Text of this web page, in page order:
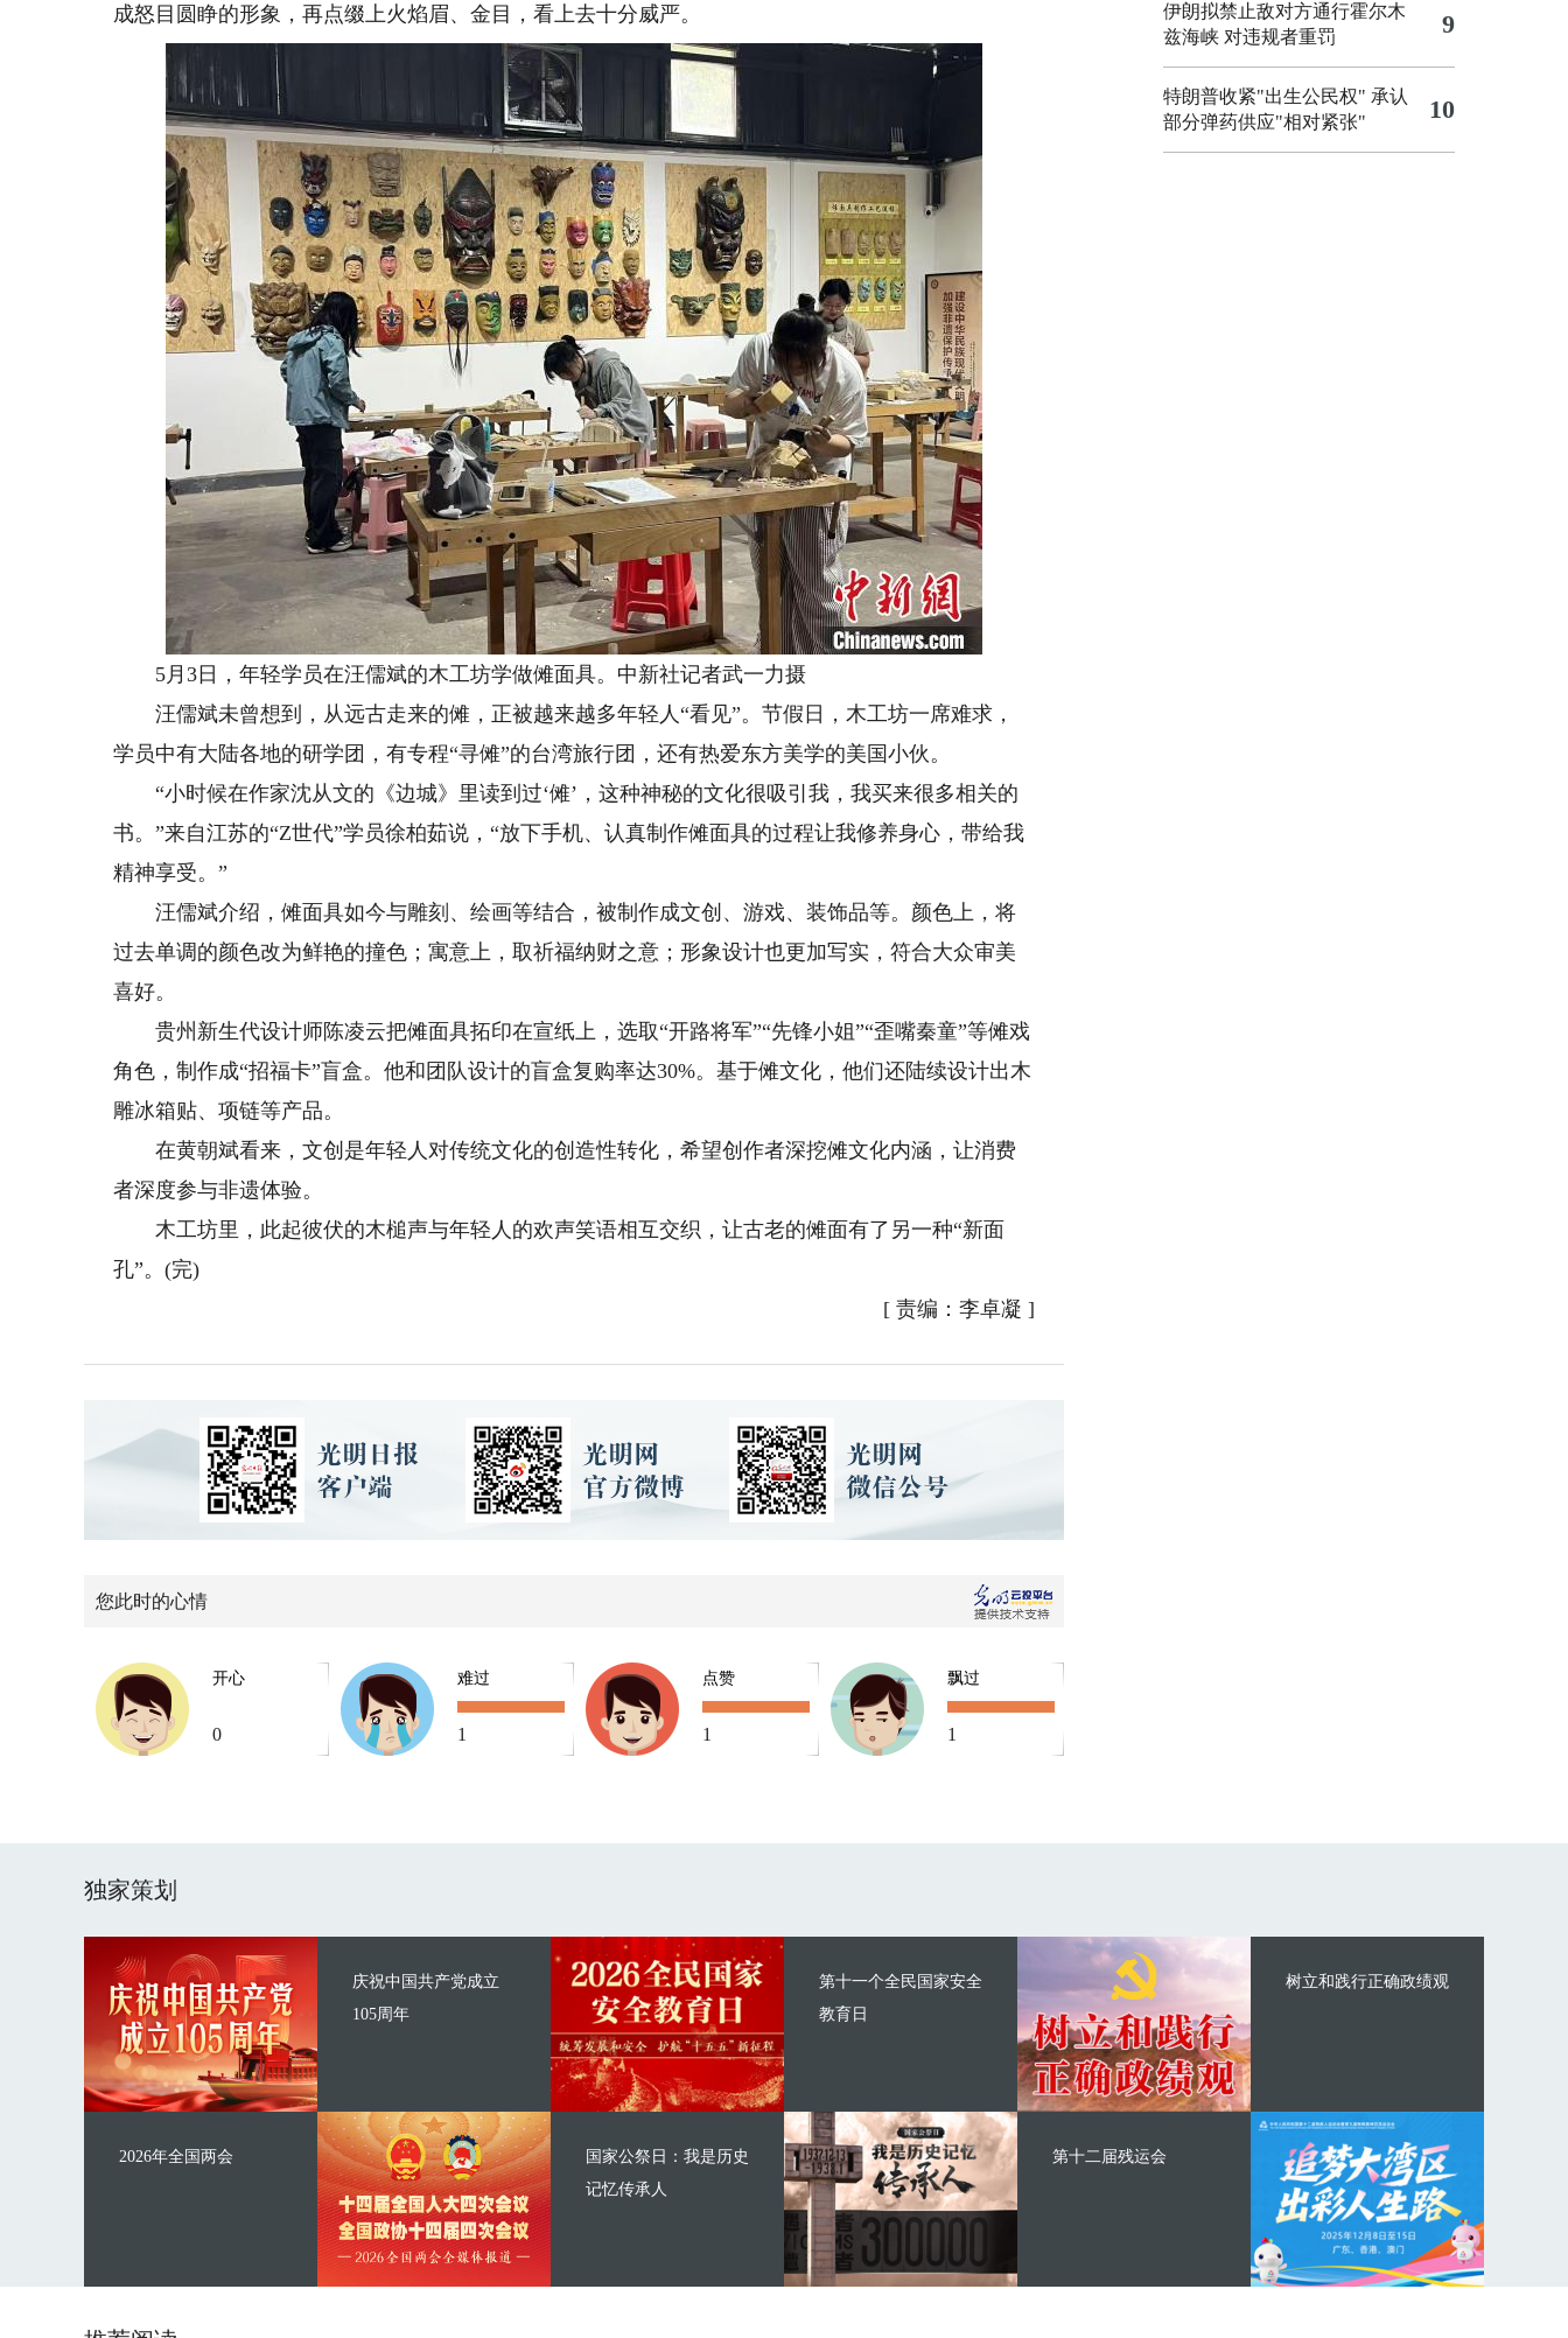
成怒目圆睁的形象，再点缀上火焰眉、金目，看上去十分威严。
5月3日，年轻学员在汪儒斌的木工坊学做傩面具。中新社记者武一力摄
汪儒斌未曾想到，从远古走来的傩，正被越来越多年轻人“看见”。节假日，木工坊一席难求，
学员中有大陆各地的研学团，有专程“寻傩”的台湾旅行团，还有热爱东方美学的美国小伙。
“小时候在作家沈从文的《边城》里读到过‘傩’，这种神秘的文化很吸引我，我买来很多相关的
书。”来自江苏的“Z世代”学员徐柏茹说，“放下手机、认真制作傩面具的过程让我修养身心，带给我
精神享受。”
汪儒斌介绍，傩面具如今与雕刻、绘画等结合，被制作成文创、游戏、装饰品等。颜色上，将
过去单调的颜色改为鲜艳的撞色；寓意上，取祈福纳财之意；形象设计也更加写实，符合大众审美
喜好。
贵州新生代设计师陈凌云把傩面具拓印在宣纸上，选取“开路将军”“先锋小姐”“歪嘴秦童”等傩戏
角色，制作成“招福卡”盲盒。他和团队设计的盲盒复购率达30%。基于傩文化，他们还陆续设计出木
雕冰箱贴、项链等产品。
在黄朝斌看来，文创是年轻人对传统文化的创造性转化，希望创作者深挖傩文化内涵，让消费
者深度参与非遗体验。
木工坊里，此起彼伏的木槌声与年轻人的欢声笑语相互交织，让古老的傩面有了另一种“新面
孔”。(完)
[ 责编：李卓凝 ]
您此时的心情
开心
0
难过
1
点赞
1
飘过
1
伊朗拟禁止敌对方通行霍尔木
兹海峡 对违规者重罚
9
特朗普收紧"出生公民权" 承认
部分弹药供应"相对紧张"
10
独家策划
庆祝中国共产党成立
105周年
2026年全国两会
第十一个全民国家安全
教育日
国家公祭日：我是历史
记忆传承人
树立和践行正确政绩观
第十二届残运会